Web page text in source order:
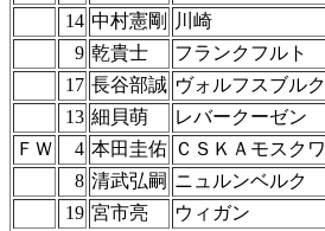
14 中村憲剛 川崎
9 乾貴士 フランクフルト
17 長谷部誠 ヴォルフスブルク
13 細貝萌 レバークーゼン
ＦＷ
4 本田圭佑 ＣＳＫＡモスクワ
8 清武弘嗣 ニュルンベルク
19 宮市亮 ウィガン